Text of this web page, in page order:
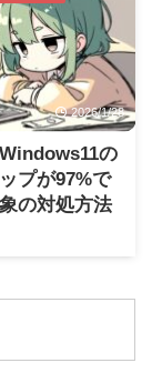
2026/1/28
Windows11の
プが97%で
の対処方法